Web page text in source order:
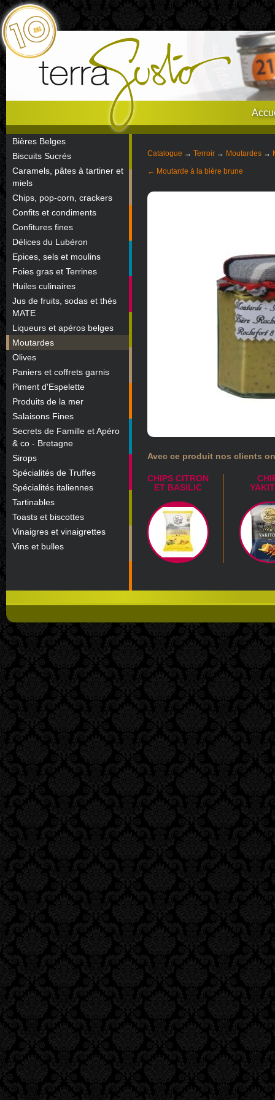
Bières Belges
Biscuits Sucrés
Caramels, pâtes à tartiner et
miels
Chips, pop-corn, crackers
Confits et condiments
Confitures fines
Délices du Lubéron
Epices, sels et moulins
Foies gras et Terrines
Huiles culinaires
Jus de fruits, sodas et thés
MATE
Liqueurs et apéros belges
Moutardes
Olives
Paniers et coffrets garnis
Piment d'Espelette
Produits de la mer
Salaisons Fines
Secrets de Famille et Apéro
& co - Bretagne
Sirops
Spécialités de Truffes
Spécialités italiennes
Tartinables
Toasts et biscottes
Vinaigres et vinaigrettes
Vins et bulles
Catalogue → Terroir → Moutardes →
← Moutarde à la bière brune
Avec ce produit nos clients
CHIPS CITRON
ET BASILIC